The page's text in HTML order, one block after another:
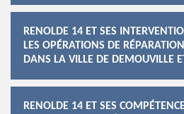
RENOLDE 14 ET SES
LES OPÉRATIONS DE
DANS LA VILLE DE DEMOUVILLE
RENOLDE 14 ET SES